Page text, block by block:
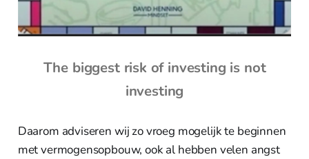
The biggest risk of investing is not
investing
Daarom adviseren wij zo vroeg mogelijk te beginnen
met vermogensopbouw, ook al hebben velen angst